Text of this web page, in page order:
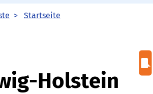
Startseite
Holstein